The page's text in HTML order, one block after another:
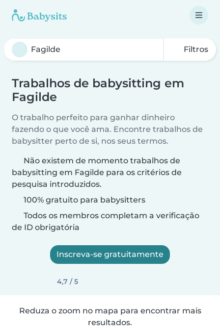
Filtros
Trabalhos de babysitting em
Fagilde
O trabalho perfeito para ganhar dinheiro
fazendo o que você ama. Encontre trabalhos de
babysitter perto de si, nos seus termos.
Não existem de momento trabalhos de
babysitting em Fagilde para os critérios de
pesquisa introduzidos.
100% gratuito para babysitters
Todos os membros completam a verificação
de ID obrigatória
Inscreva-se gratuitamente
4,7 / 5
Reduza o zoom no mapa para encontrar mais
resultados.